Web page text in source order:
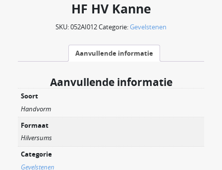
HF HV Kanne
SKU:052AI012Categorie:Gevelstenen
Aanvullende informatie
Aanvullende informatie
Soort
Handvorm
Formaat
Hilversums
Categorie
Gevelstenen